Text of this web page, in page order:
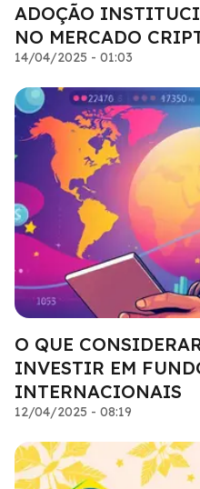
ADOÇÃO
NO MERCADO
14/04/2025 - 01:03
O QUE
INVESTIR EM
INTERNACIONAIS
12/04/2025 - 08:19